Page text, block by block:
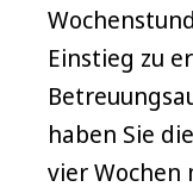
Einstieg zu
haben Sie
vier Wochen